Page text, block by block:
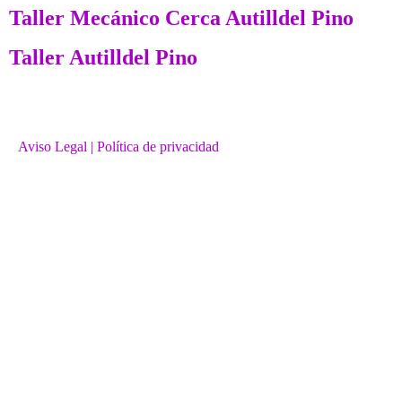
Taller Mecánico Cerca Autilldel Pino
Taller Autilldel Pino
Aviso Legal | Política de privacidad